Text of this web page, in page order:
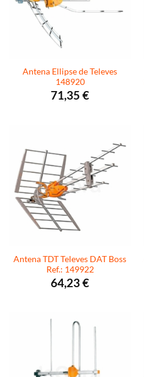
Antena Ellipse de Televes
148920
71,35 €
Antena TDT Televes DAT Boss
Ref.: 149922
64,23€